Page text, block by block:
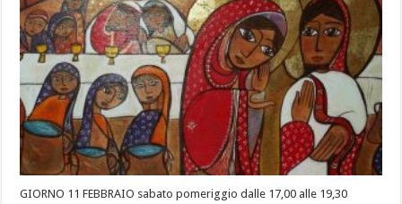
GIORNO 11 FEBBRAIO sabato pomeriggio dalle 17,00 alle 19,30